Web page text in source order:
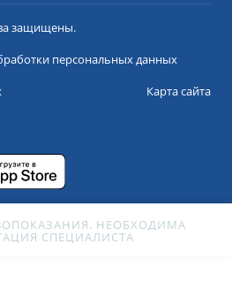
защищены.
персональных данных
Карта сайта
НЕОБХОДИМА
СПЕЦИАЛИСТА